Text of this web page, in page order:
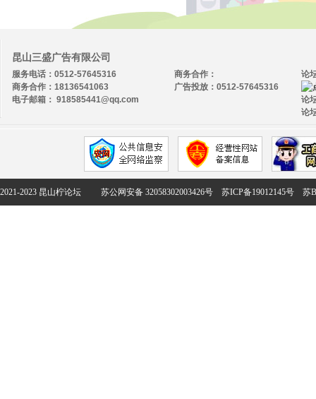
昆山三盛广告有限公司
服务电话：0512-57645316
商务合作：18136541063
电子邮箱： 918585441@qq.com
论
论
论
商务合作：
广告投放：0512-57645316
2021-2023 昆山柠论坛 苏公网安备 32058302003426号 苏ICP备19012145号 苏